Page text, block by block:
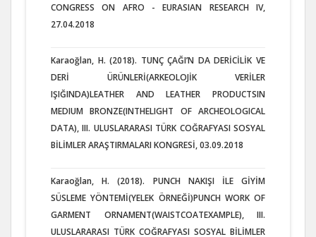
CONGRESS ON AFRO - EURASIAN RESEARCH IV,
27.04.2018
Karaoğlan, H. (2018). TUNÇ ÇAĞI’N DA DERİCİLİK VE
DERİ ÜRÜNLERİ(ARKEOLOJİK VERİLER
IŞIĞINDA)LEATHER AND LEATHER PRODUCTSIN
MEDIUM BRONZE(INTHELIGHT OF ARCHEOLOGICAL
DATA), III. ULUSLARARASI TÜRK COĞRAFYASI SOSYAL
BİLİMLER ARAŞTIRMALARI KONGRESİ, 03.09.2018
Karaoğlan, H. (2018). PUNCH NAKIŞI İLE GİYİM
SÜSLEME YÖNTEMİ(YELEK ÖRNEĞİ)PUNCH WORK OF
GARMENT ORNAMENT(WAISTCOATEXAMPLE), III.
ULUSLARARASI TÜRK COĞRAFYASI SOSYAL BİLİMLER